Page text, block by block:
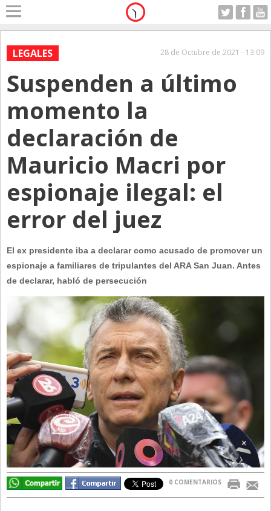
Home
A Motor
Alerta
Anticipo
Campo
Carrera & Emprendedores
Club House
Con Estilo
De Bolsillo
Diarios del Mundo
Directivos
Ecología y Ambiente
Economía
El Experto
El Innovador
El Precio Que Yo Ví
Entrevista
Entrevista Exclusiva
Finanzas
Gastronomia
Internacionales
LEGALES 28 de Octubre de 2021 - 13:09
Suspenden a último
momento la
declaración de
Mauricio Macri por
espionaje ilegal: el
error del juez
El ex presidente iba a declarar como acusado de promover un
espionaje a familiares de tripulantes del ARA San Juan. Antes
de declarar, habló de persecución
0 COMENTARIOS